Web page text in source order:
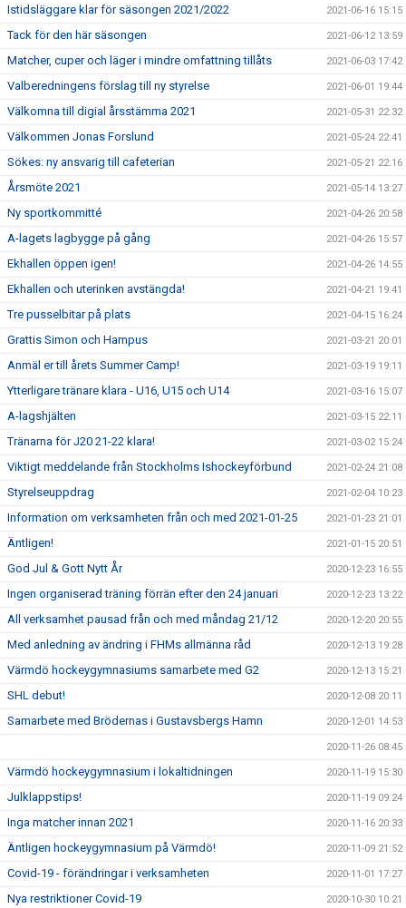
Istidsläggare klar för säsongen 2021/2022 2021-06-16 15:15
Tack för den här säsongen 2021-06-12 13:59
Matcher, cuper och läger i mindre omfattning tillåts 2021-06-03 17:42
Valberedningens förslag till ny styrelse 2021-06-01 19:44
Välkomna till digial årsstämma 2021 2021-05-31 22:32
Välkommen Jonas Forslund 2021-05-24 22:41
Sökes: ny ansvarig till cafeterian 2021-05-21 22:16
Årsmöte 2021 2021-05-14 13:27
Ny sportkommitté 2021-04-26 20:58
A-lagets lagbygge på gång 2021-04-26 15:57
Ekhallen öppen igen! 2021-04-26 14:55
Ekhallen och uterinken avstängda! 2021-04-21 19:41
Tre pusselbitar på plats 2021-04-15 16:24
Grattis Simon och Hampus 2021-03-21 20:01
Anmäl er till årets Summer Camp! 2021-03-19 19:11
Ytterligare tränare klara - U16, U15 och U14 2021-03-16 15:07
A-lagshjälten 2021-03-15 22:11
Tränarna för J20 21-22 klara! 2021-03-02 15:24
Viktigt meddelande från Stockholms Ishockeyförbund 2021-02-24 21:08
Styrelseuppdrag 2021-02-04 10:23
Information om verksamheten från och med 2021-01-25 2021-01-23 21:01
Äntligen! 2021-01-15 20:51
God Jul & Gott Nytt År 2020-12-23 16:55
Ingen organiserad träning förrän efter den 24 januari 2020-12-23 13:22
All verksamhet pausad från och med måndag 21/12 2020-12-20 20:55
Med anledning av ändring i FHMs allmänna råd 2020-12-13 19:28
Värmdö hockeygymnasiums samarbete med G2 2020-12-13 15:21
SHL debut! 2020-12-08 20:11
Samarbete med Brödernas i Gustavsbergs Hamn 2020-12-01 14:53
2020-11-26 08:45
Värmdö hockeygymnasium i lokaltidningen 2020-11-19 15:30
Julklappstips! 2020-11-19 09:24
Inga matcher innan 2021 2020-11-16 20:33
Äntligen hockeygymnasium på Värmdö! 2020-11-09 21:52
Covid-19 - förändringar i verksamheten 2020-11-01 17:27
Nya restriktioner Covid-19 2020-10-30 10:21